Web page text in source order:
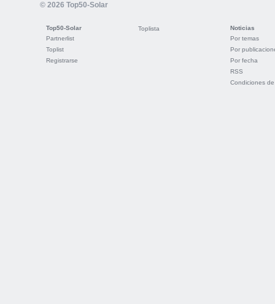
© 2026 Top50-Solar
Top50-Solar
Partnerlist
Toplist
Registrarse
Toplista
Noticias
Por temas
Por
Por fecha
RSS
Condiciones